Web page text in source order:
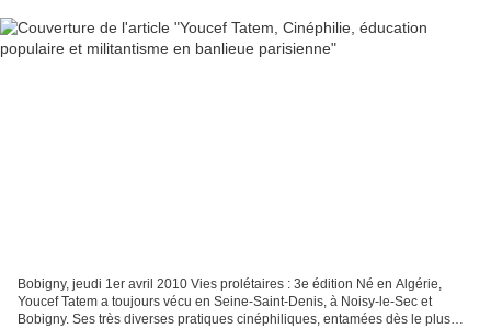
Bobigny, jeudi 1er avril 2010 Vies prolétaires : 3e édition Né en Algérie,
Youcef Tatem a toujours vécu en Seine-Saint-Denis, à Noisy-le-Sec et
Bobigny. Ses très diverses pratiques cinéphiliques, entamées dès le plus